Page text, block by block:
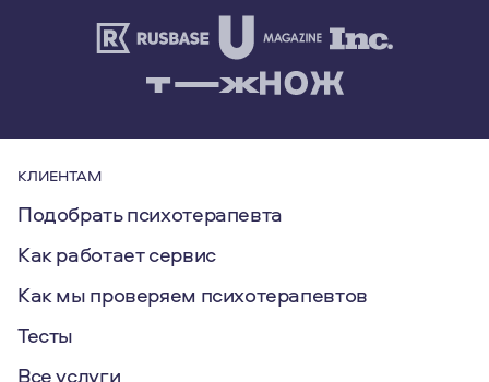
КЛИЕНТАМ
Подобрать психотерапевта
Как работает сервис
Как мы проверяем психотерапевтов
Тесты
Все услуги